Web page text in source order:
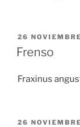
PUBLICADO
EL
26
Frenso
Fraxinus
PUBLICADO
26